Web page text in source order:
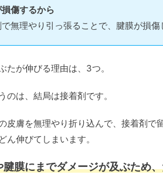
傷するから
無理やり引っ張ることで、腱膜が損
たが伸びる理由は、3つ。
のは、結局は接着剤です。
皮膚を無理やり折り込んで、接着剤で
ん伸びてしまいます。
腱膜にまでダメージが及ぶため